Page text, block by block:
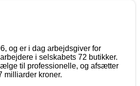
og er i dag arbejdsgiver for
i selskabets 72 butikker.
til professionelle, og afsætter
milliarder kroner.